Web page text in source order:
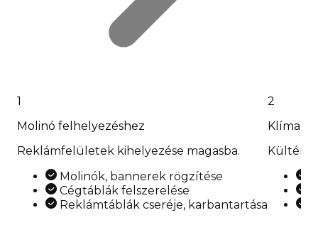
1
Molinó felhelyezéshez
Reklámfelületek kihelyezése magasba.
Molinók, bannerek rögzítése
Cégtáblák felszerelése
Reklámtáblák cseréje, karbantartása
2
Klíma
Kültéri